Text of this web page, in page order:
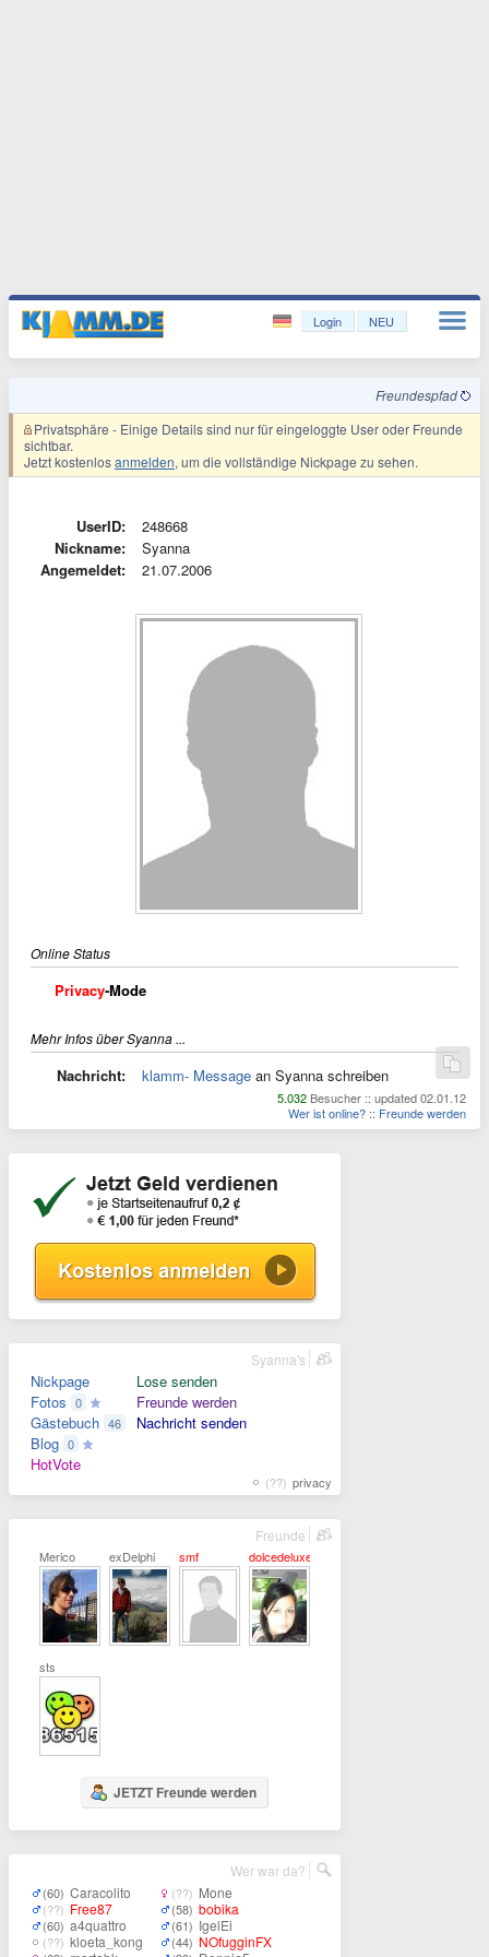
Login NEU
Freundespfad
Privatsphäre - Einige Details sind nur für eingeloggte User oder Freunde
sichtbar.
Jetzt kostenlosanmelden, um die vollständige Nickpage zu sehen.
UserID:
248668
Nickname:
Syanna
Angemeldet:
21.07.2006
Online Status
Privacy-Mode
Mehr Infos über Syanna ...
Nachricht: klamm- Message an Syanna schreiben
5.032 Besucher :: updated 02.01.12
Wer ist online? :: Freunde werden
Nickpage
Fotos 0
Gästebuch 46
Blog 0
HotVote
Lose senden
Freunde werden
Nachricht senden
(??) privacy
Syanna's
Merico exDelphi smf dolcedeluxe19
sts
JETZT Freunde werden
Freunde
(60) Caracolito
(??) Free87
(60) a4quattro
(??) kloeta_kong
(??) Mone
(58) bobika
(61) IgelEi
(44) NOfugginFX
Wer war da?